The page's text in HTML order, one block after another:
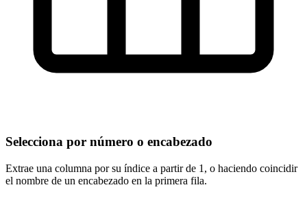
Selecciona por número o encabezado
Extrae una columna por su índice a partir de 1, o haciendo coincidir
el nombre de un encabezado en la primera fila.